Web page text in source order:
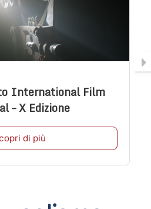
a San Benedetto
Tronto
di più